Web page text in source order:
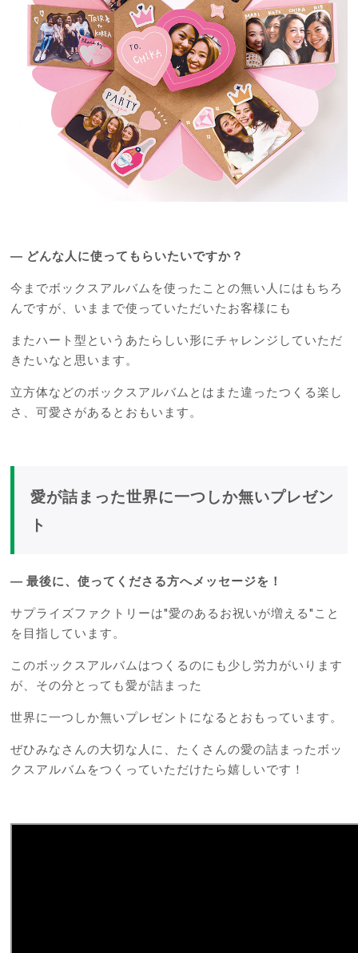
― どんな人に使ってもらいたいですか？
今までボックスアルバムを使ったことの無い人にはもちろ
んですが、いままで使っていただいたお客様にも
またハート型というあたらしい形にチャレンジしていただ
きたいなと思います。
立方体などのボックスアルバムとはまた違ったつくる楽し
さ、可愛さがあるとおもいます。
愛が詰まった世界に一つしか無いプレゼン
ト
― 最後に、使ってくださる方へメッセージを！
サプライズファクトリーは"愛のあるお祝いが増える" こと
を目指しています。
このボックスアルバムはつくるのにも少し労力がいります
が、その分とっても愛が詰まった
世界に一つしか無いプレゼントになるとおもっています。
ぜひみなさんの大切な人に、たくさんの愛の詰まったボッ
クスアルバムをつくっていただけたら嬉しいです！